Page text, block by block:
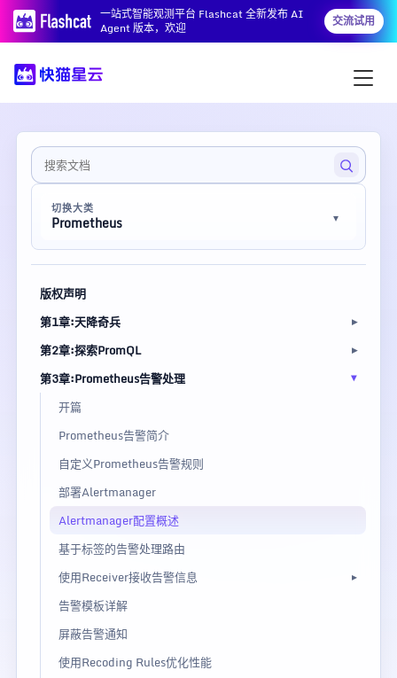
一站式智能观测平台 Flashcat 全新发布 AI
Agent 版本，欢迎
交流试用
切换大类
Prometheus
版权声明
第1章:天降奇兵
第2章:探索PromQL
第3章:Prometheus告警处理
开篇
Prometheus告警简介
自定义Prometheus告警规则
部署Alertmanager
Alertmanager配置概述
基于标签的告警处理路由
使用Receiver接收告警信息
告警模板详解
屏蔽告警通知
使用Recoding Rules优化性能